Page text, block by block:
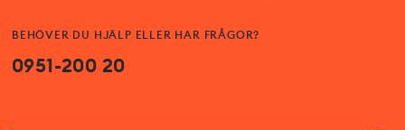
BEHÖVER DU HJÄLP ELLER HAR FRÅGOR?
0951-200 20